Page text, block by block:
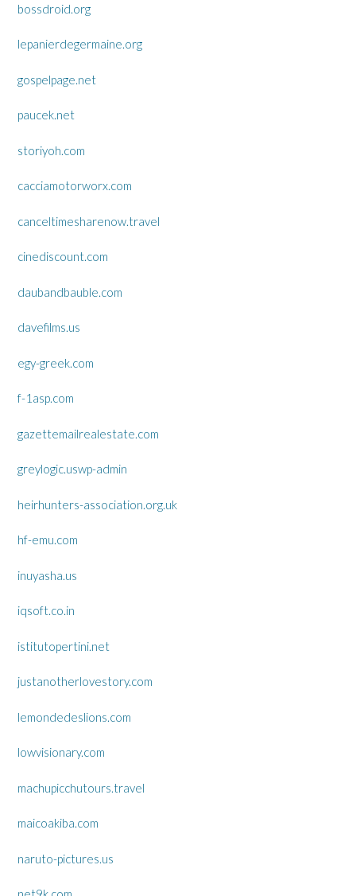
bossdroid.org
lepanierdegermaine.org
gospelpage.net
paucek.net
storiyoh.com
cacciamotorworx.com
canceltimesharenow.travel
cinediscount.com
daubandbauble.com
davefilms.us
egy-greek.com
f-1asp.com
gazettemailrealestate.com
greylogic.uswp-admin
heirhunters-association.org.uk
hf-emu.com
inuyasha.us
iqsoft.co.in
istitutopertini.net
justanotherlovestory.com
lemondedeslions.com
lowvisionary.com
machupicchutours.travel
maicoakiba.com
naruto-pictures.us